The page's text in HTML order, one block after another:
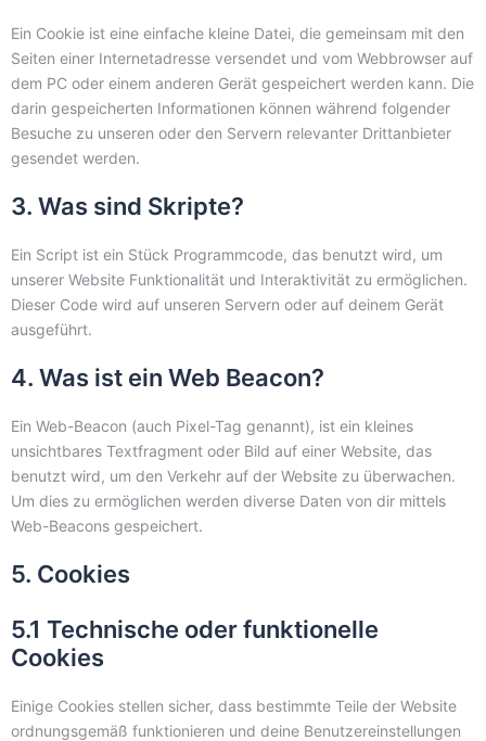
Ein Cookie ist eine einfache kleine Datei, die gemeinsam mit den
Seiten einer Internetadresse versendet und vom Webbrowser auf
dem PC oder einem anderen Gerät gespeichert werden kann. Die
darin gespeicherten Informationen können während folgender
Besuche zu unseren oder den Servern relevanter Drittanbieter
gesendet werden.
3. Was sind Skripte?
Ein Script ist ein Stück Programmcode, das benutzt wird, um
unserer Website Funktionalität und Interaktivität zu ermöglichen.
Dieser Code wird auf unseren Servern oder auf deinem Gerät
ausgeführt.
4. Was ist ein Web Beacon?
Ein Web-Beacon (auch Pixel-Tag genannt), ist ein kleines
unsichtbares Textfragment oder Bild auf einer Website, das
benutzt wird, um den Verkehr auf der Website zu überwachen.
Um dies zu ermöglichen werden diverse Daten von dir mittels
Web-Beacons gespeichert.
5. Cookies
5.1 Technische oder funktionelle
Cookies
Einige Cookies stellen sicher, dass bestimmte Teile der Website
ordnungsgemäß funktionieren und deine Benutzereinstellungen